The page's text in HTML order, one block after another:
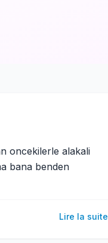
oncekilerle alakali
bana benden
Lire la suite